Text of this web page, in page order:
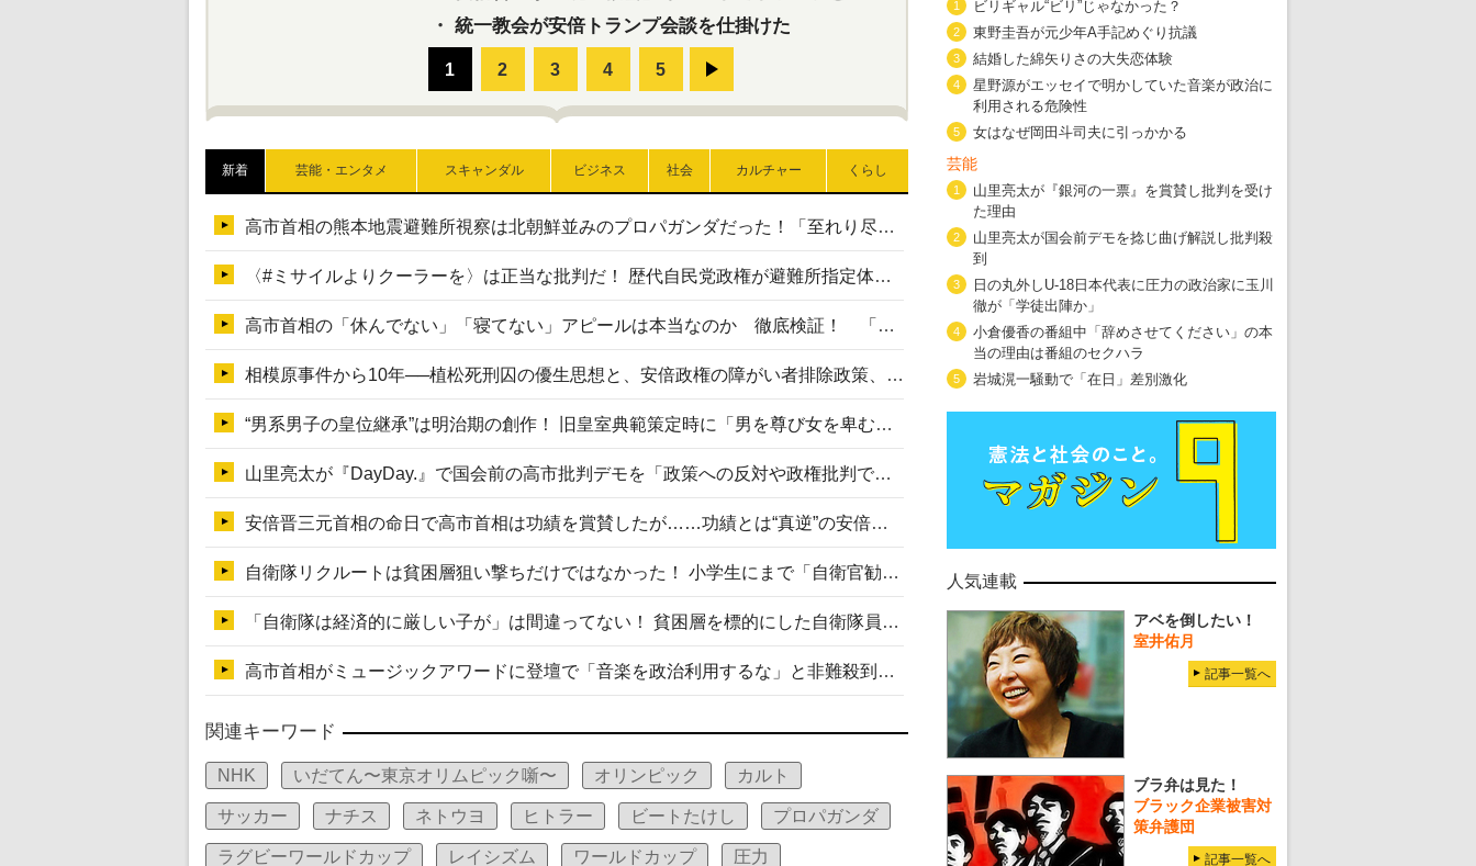
・ 統一教会が安倍トランプ会談を仕掛けた
・ 五輪でIOCラウンジ以外にVIPルーム、広告代理店は物品購入
新着 芸能・エンタメ スキャンダル ビジネス 社会 カルチャー くらし
高市首相の熊本地震避難所視察は北朝鮮並みのプロパガンダだった！「至れり尽くせり」の選ばれた避難所の一方で実態は…
〈#ミサイルよりクーラーを〉は正当な批判だ！ 歴代自民党政権が避難所指定体育館へのエアコン設置を遅らせてきた客観的事実
高市首相の「休んでない」「寝てない」アピールは本当なのか 徹底検証！ 「資料読み込み」「アイロンがけ」も矛盾だらけ…
相模原事件から10年──植松死刑囚の優生思想と、安倍政権の障がい者排除政策、右派勢力の差別主義との関係を改めて問う
“男系男子の皇位継承”は明治期の創作！ 旧皇室典範策定時に「男を尊び女を卑むの慣習、人民の脳髄」とトンデモ論で女性天皇を否定
山里亮太が『DayDay.』で国会前の高市批判デモを「政策への反対や政権批判でない」と捻じ曲げ解説 デモ参加者から批判殺到
安倍晋三元首相の命日で高市首相は功績を賞賛したが……功績とは“真逆”の安倍元首相のトンデモ発言を振り返る
自衛隊リクルートは貧困層狙い撃ちだけではなかった！ 小学生にまで「自衛官勧誘」目的のパンフレット作成
「自衛隊は経済的に厳しい子が」は間違ってない！ 貧困層を標的にした自衛隊員募集、やす子、山上被告も…日本でも進む“経済的徴兵制”
高市首相がミュージックアワードに登壇で「音楽を政治利用するな」と非難殺到！ MAJの国策的本質を批判する声も
関連キーワード
NHK いだてん〜東京オリムピック噺〜 オリンピック カルト
サッカー ナチス ネトウヨ ヒトラー ビートたけし プロパガンダ
ラグビーワールドカップ レイシズム ワールドカップ 圧力
1 ビリギャル“ビリ”じゃなかった？
2 東野圭吾が元少年A手記めぐり抗議
3 結婚した綿矢りさの大失恋体験
4
星野源がエッセイで明かしていた音楽が政治に
利用される危険性
5 女はなぜ岡田斗司夫に引っかかる
芸能
1
山里亮太が『銀河の一票』を賞賛し批判を受け
た理由
2
山里亮太が国会前デモを捻じ曲げ解説し批判殺
到
3
日の丸外しU-18日本代表に圧力の政治家に玉川
徹が「学徒出陣か」
4
小倉優香の番組中「辞めさせてください」の本
当の理由は番組のセクハラ
5 岩城滉一騒動で「在日」差別激化
人気連載
アベを倒したい！
室井佑月
記事一覧へ
ブラ弁は見た！
ブラック企業被害対
策弁護団
記事一覧へ